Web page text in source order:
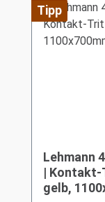
Tipp
Lehmann
|
gelb,